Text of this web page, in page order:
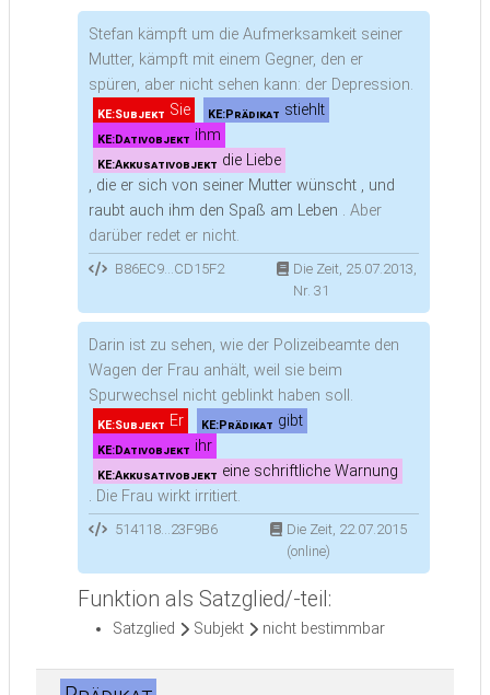
Stefan kämpft um die Aufmerksamkeit seiner
Mutter, kämpft mit einem Gegner, den er
spüren, aber nicht sehen kann: der Depression.
KE:Subjekt Sie KE:Prädikat stiehlt
KE:Dativobjekt ihm
KE:Akkusativobjekt die Liebe
, die er sich von seiner Mutter wünscht , und
raubt auch ihm den Spaß am Leben .Aber
darüber redet er nicht.
B86EC9...CD15F2
Die Zeit, 25.07.2013,
Nr. 31
Darin ist zu sehen, wie der Polizeibeamte den
Wagen der Frau anhält, weil sie beim
Spurwechsel nicht geblinkt haben soll.
KE:Subjekt Er KE:Prädikat gibt
KE:Dativobjekt ihr
KE:Akkusativobjekt eine schriftliche Warnung
. Die Frau wirkt irritiert.
514118...23F9B6
Die Zeit, 22.07.2015
(online)
Funktion als Satzglied/-teil:
Satzglied Subjekt nicht bestimmbar